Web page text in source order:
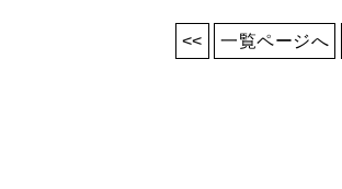
<< 一覧ページへ